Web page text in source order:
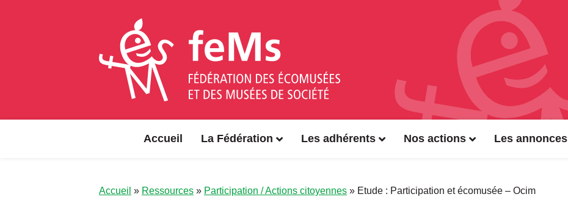
Accueil La Fédération Les adhérents Nos actions Les annonces
Accueil » Ressources » Participation / Actions citoyennes » Etude : Participation et écomusée – Ocim